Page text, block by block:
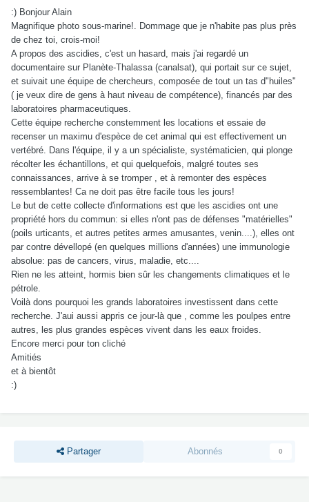
:) Bonjour Alain
Magnifique photo sous-marine!. Dommage que je n'habite pas plus près
de chez toi, crois-moi!
A propos des ascidies, c'est un hasard, mais j'ai regardé un
documentaire sur Planète-Thalassa (canalsat), qui portait sur ce sujet,
et suivait une équipe de chercheurs, composée de tout un tas d"huiles"
( je veux dire de gens à haut niveau de compétence), financés par des
laboratoires pharmaceutiques.
Cette équipe recherche constemment les locations et essaie de
recenser un maximu d'espèce de cet animal qui est effectivement un
vertébré. Dans l'équipe, il y a un spécialiste, systématicien, qui plonge
récolter les échantillons, et qui quelquefois, malgré toutes ses
connaissances, arrive à se tromper , et à remonter des espèces
ressemblantes! Ca ne doit pas être facile tous les jours!
Le but de cette collecte d'informations est que les ascidies ont une
propriété hors du commun: si elles n'ont pas de défenses "matérielles"
(poils urticants, et autres petites armes amusantes, venin....), elles ont
par contre dévellopé (en quelques millions d'années) une immunologie
absolue: pas de cancers, virus, maladie, etc....
Rien ne les atteint, hormis bien sûr les changements climatiques et le
pétrole.
Voilà dons pourquoi les grands laboratoires investissent dans cette
recherche. J'aui aussi appris ce jour-là que , comme les poulpes entre
autres, les plus grandes espèces vivent dans les eaux froides.
Encore merci pour ton cliché
Amitiés
et à bientôt
:)
Partager Abonnés 0